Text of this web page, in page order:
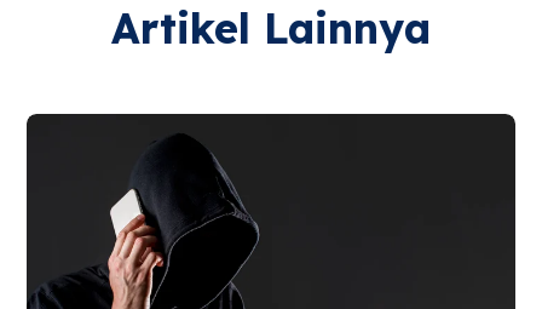
Artikel Lainnya